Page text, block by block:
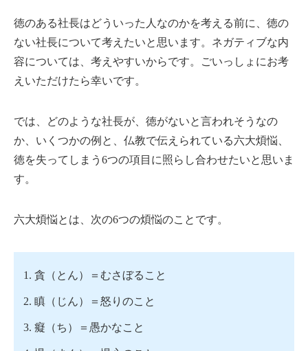
徳のある社長はどういった人なのかを考える前に、徳の
ない社長について考えたいと思います。ネガティブな内
容については、考えやすいからです。ごいっしょにお考
えいただけたら幸いです。
では、どのような社長が、徳がないと言われそうなの
か、いくつかの例と、仏教で伝えられている六大煩悩、
徳を失ってしまう6つの項目に照らし合わせたいと思いま
す。
六大煩悩とは、次の6つの煩悩のことです。
貪（とん）＝むさぼること
瞋（じん）＝怒りのこと
癡（ち）＝愚かなこと